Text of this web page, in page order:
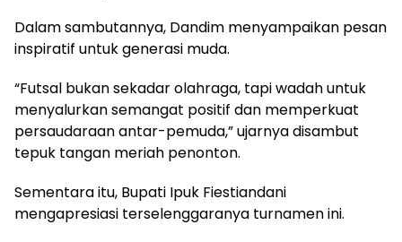
Dalam sambutannya, Dandim menyampaikan pesan
inspiratif untuk generasi muda.
“Futsal bukan sekadar olahraga, tapi wadah untuk
menyalurkan semangat positif dan memperkuat
persaudaraan antar-pemuda,” ujarnya disambut
tepuk tangan meriah penonton.
Sementara itu, Bupati Ipuk Fiestiandani
mengapresiasi terselenggaranya turnamen ini.